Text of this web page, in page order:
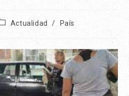
Actualidad / País